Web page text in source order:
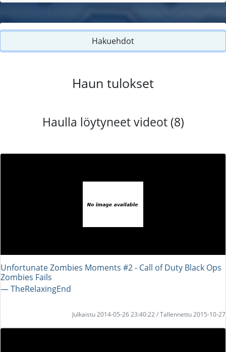
Hakuehdot
Haun tulokset
Haulla löytyneet videot (8)
Unfortunate Zombies Moments #2 - Call of Duty Black Ops
Zombies Fails
― TheRelaxingEnd
Julkaistu 2014-05-26 23:40:22 / Tallennettu 2015-10-27